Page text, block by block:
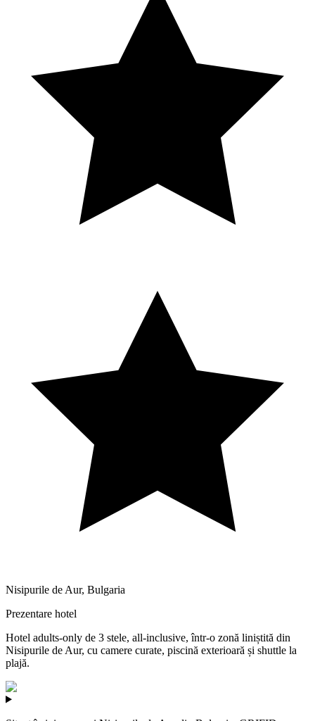
Nisipurile de Aur, Bulgaria
Prezentare hotel
Hotel adults-only de 3 stele, all-inclusive, într-o zonă liniștită din
Nisipurile de Aur, cu camere curate, piscină exterioară și shuttle la
plajă.